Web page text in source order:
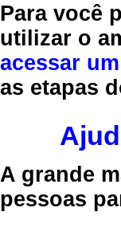
Para você
utilizar o
acessar
as etapas
A grande
pessoas